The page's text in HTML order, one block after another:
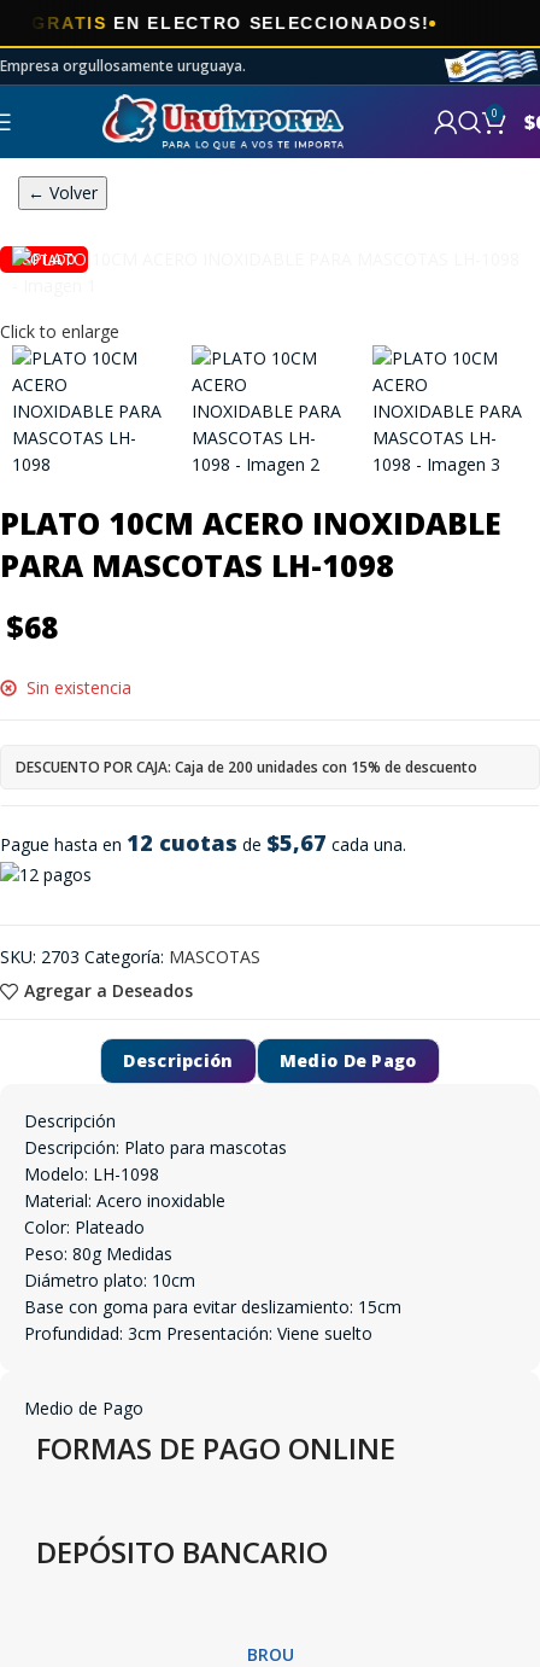
EN ELECTRO SELECCIONADOS!
Empresa orgullosamente uruguaya.
0 $
← Volver
AGOTADO
Click to enlarge
PLATO 10CM ACERO INOXIDABLE
PARA MASCOTAS LH-1098
$68
Pague hasta en 12 cuotas de $5,67 cada una.
Sin existencia
DESCUENTO POR CAJA: Caja de 200 unidades con 15% de descuento
Agregar a Deseados
SKU: 2703 Categoría: MASCOTAS
Descripción Medio De Pago
Descripción
Descripción: Plato para mascotas
Modelo: LH-1098
Material: Acero inoxidable
Color: Plateado
Peso: 80g Medidas
Diámetro plato: 10cm
Base con goma para evitar deslizamiento: 15cm
Profundidad: 3cm Presentación: Viene suelto
Medio de Pago
FORMAS DE PAGO ONLINE
DEPÓSITO BANCARIO
BROU